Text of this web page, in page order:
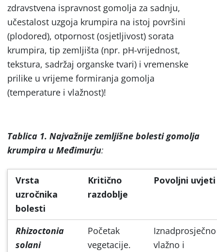
zdravstvena ispravnost gomolja za sadnju,
učestalost uzgoja krumpira na istoj površini
(plodored), otpornost (osjetljivost) sorata
krumpira, tip zemljišta (npr. pH-vrijednost,
tekstura, sadržaj organske tvari) i vremenske
prilike u vrijeme formiranja gomolja
(temperature i vlažnost)!
Tablica 1. Najvažnije zemljišne bolesti gomolja
krumpira u Međimurju:
Vrsta
uzročnika
bolesti
Kritično
razdoblje
Povoljni uvjeti
Rhizoctonia
solani
Početak
vegetacije.
Iznadprosječno
vlažno i